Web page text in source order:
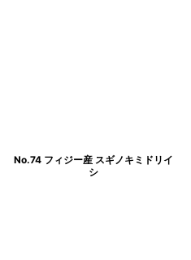
No.74 フィジー産 スギノキミドリイ
シ